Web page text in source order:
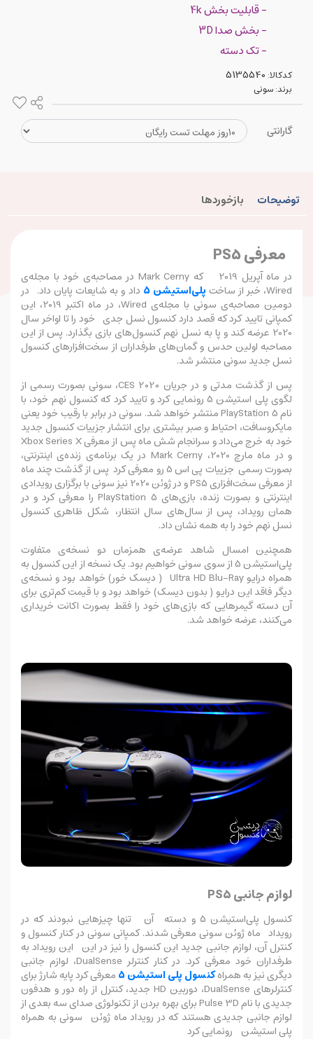
- قابلیت بخش 4k
- بخش صدا 3D
- تک دسته
کدکالا:
برند:سونی
گارانتی
توضیحات بازخوردها
معرفی PS5
در ماه آپریل 2019 که Mark Cerny در مصاحبه‌ی خود با مجله‌ی
Wired، خبر از ساخت
پلی‌استیشن 5
داد و به شایعات پایان داد. در
دومین مصاحبه‌ی سونی با مجله‌ی Wired، در ماه اکتبر 2019، این
کمپانی تایید کرد که قصد دارد کنسول نسل جدی خود را تا اواخر سال
2020 عرضه کند و پا به نسل نهم کنسول‌های بازی بگذارد. پس از این
مصاحبه اولین حدس و گمان‌های طرفداران از سخت‌افزارهای کنسول
نسل جدید سونی منتشر شد.
پس از گذشت مدتی و در جریان CES 2020، سونی بصورت رسمی از
لگوی پلی استیشن 5 رونمایی کرد و تایید کرد که کنسول نهم خود، با
نام PlayStation 5 منتشر خواهد شد. سونی در برابر با رقیب خود یعنی
مایکروسافت، احتیاط و صبر بیشتری برای انتشار جزییات کنسول جدید
خود به خرج می‌داد و سرانجام شش ماه پس از معرفی Xbox Series X
و در ماه مارچ 2020، Mark Cerny در یک برنامه‌ی زنده‌ی اینترنتی،
بصورت رسمی جزییات پی اس 5 رو معرفی کرد پس از گذشت چند ماه
از معرفی سخت‌افزاری PS5 و در ژوئن 2020 نیز سونی با برگزاری رویدادی
اینترنتی و بصورت زنده، بازی‌های PlayStation 5 را معرفی کرد و در
همان رویداد، پس از سال‌های سال انتظار، شکل ظاهری کنسول
نسل نهم خود را به همه نشان داد.
همچنین امسال شاهد عرضه‌ی همزمان دو نسخه‌ی متفاوت
پلی‌استیشن 5 از سوی سونی خواهیم بود. یک نسخه از این کنسول به
همراه درایو Ultra HD Blu-Ray ( دیسک خور) خواهد بود و نسخه‌ی
دیگر فاقد این درایو ( بدون دیسک) خواهد بود و با قیمت کم‌تری برای
آن دسته گیمرهایی که بازی‌های خود را فقط بصورت اکانت خریداری
می‌کنند، عرضه خواهد شد.
لوازم جانبی PS5
کنسول پلی‌استیشن 5 و دسته آن تنها چیزهایی نبودند که در
رویداد ماه ژوئن سونی معرفی شدند. کمپانی سونی در کنار کنسول و
کنترل آن، لوازم جانبی جدید این کنسول را نیز در این این رویداد به
طرفداران خود معرفی کرد. در کنار کنترلر DualSense، لوازم جانبی
دیگری نیز به همراهکنسول پلی‌ استیشن 5
معرفی کرد پایه شارژ برای
کنترلرهای DualSense، دوربین HD جدید، کنترل از راه دور و هدفون
جدیدی با نام Pulse 3D برای بهره بردن از تکنولوژی صدای سه بعدی از
لوازم جانبی جدیدی هستند که در رویداد ماه ژوئن سونی به همراه
پلی استیشن رونمایی کرد